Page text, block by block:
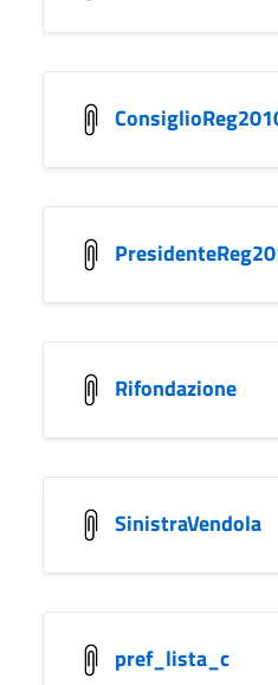
Rifondazione
SinistraVendola
pref_lista_c